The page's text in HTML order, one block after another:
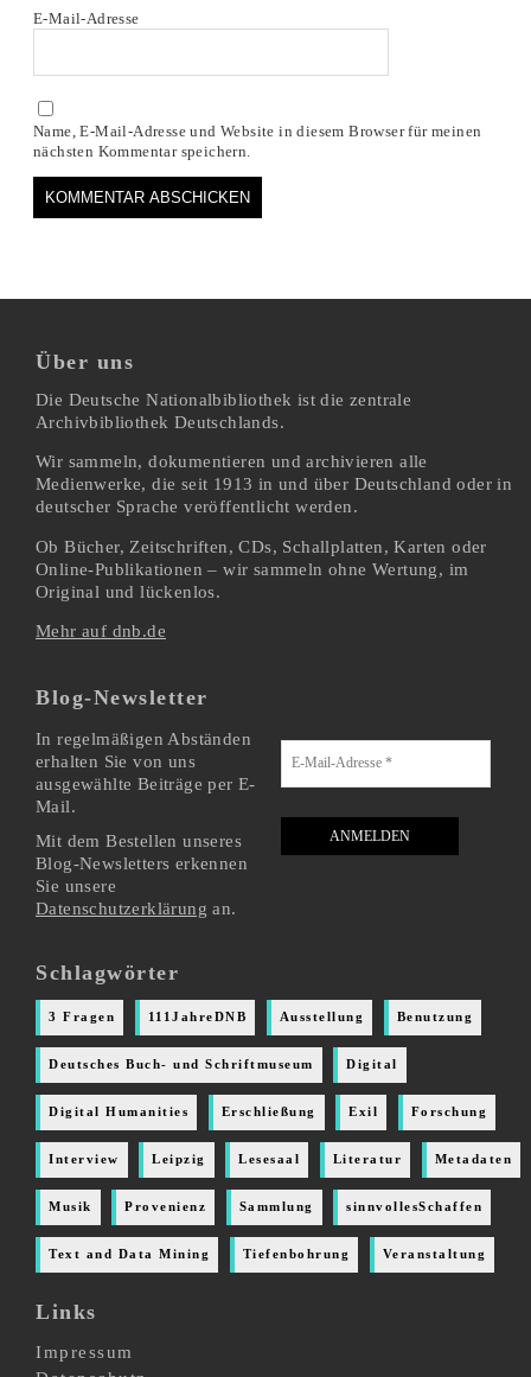
E-Mail-Adresse
Name, E-Mail-Adresse und Website in diesem Browser für meinen
nächsten Kommentar speichern.
Über uns
Die Deutsche Nationalbibliothek ist die zentrale
Archivbibliothek Deutschlands.
Wir sammeln, dokumentieren und archivieren alle
Medienwerke, die seit 1913 in und über Deutschland oder in
deutscher Sprache veröffentlicht werden.
Ob Bücher, Zeitschriften, CDs, Schallplatten, Karten oder
Online-Publikationen – wir sammeln ohne Wertung, im
Original und lückenlos.
Mehr auf dnb.de
Blog-Newsletter
In regelmäßigen Abständen
erhalten Sie von uns
ausgewählte Beiträge per E-
Mail.
Mit dem Bestellen unseres
Blog-Newsletters erkennen
Sie unsere
Datenschutzerklärung an.
Schlagwörter
3 Fragen 111JahreDNB Ausstellung Benutzung
Deutsches Buch- und Schriftmuseum Digital
Digital Humanities Erschließung Exil Forschung
Interview Leipzig Lesesaal Literatur Metadaten
Musik Provenienz Sammlung sinnvollesSchaffen
Text and Data Mining Tiefenbohrung Veranstaltung
Links
Impressum